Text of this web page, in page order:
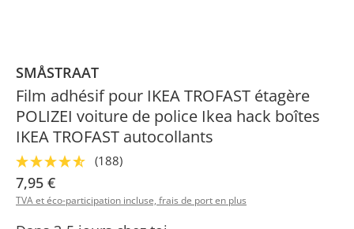
SMÅSTRAAT
Film adhésif pour IKEA TROFAST étagère
POLIZEI voiture de police Ikea hack boîtes
IKEA TROFAST autocollants
(188)
7,95 €
TVA et éco-participation incluse, frais de port en plus